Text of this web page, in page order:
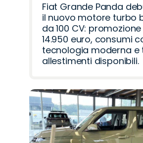
Fiat Grande Panda
il nuovo motore turbo
da 100 CV:
14.950 euro, consumi
tecnologia moderna e
allestimenti disponibili.